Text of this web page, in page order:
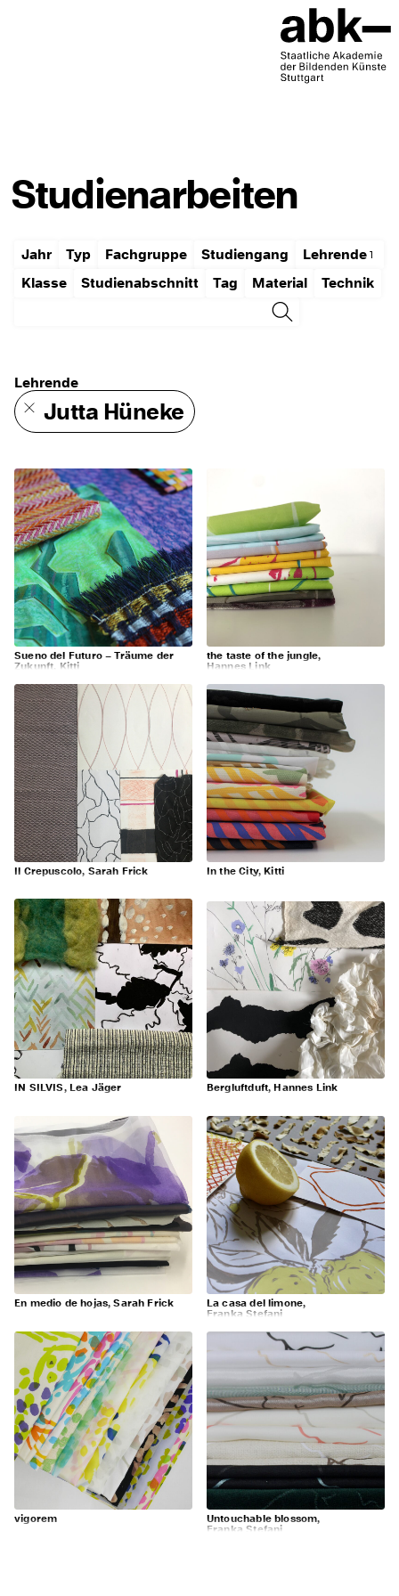
Studienarbeiten
Jahr Typ Fachgruppe Studiengang
Lehrende
Klasse
Studienabschnitt Tag Material Technik
Lehrende
Jutta Hüneke
Sueno del Futuro – Träume der
Zukunft, Kitti
the taste of the jungle,
Hannes Link
Il Crepuscolo, Sarah Frick In the City, Kitti
IN SILVIS, Lea Jäger Bergluftduft, Hannes Link
En medio de hojas, Sarah Frick La casa del limone,
Franka Stefani
vigorem Untouchable blossom,
Franka Stefani